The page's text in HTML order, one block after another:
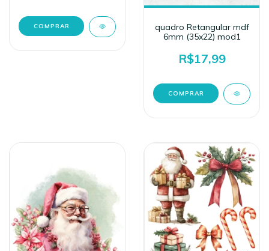
quadro Retangular mdf
6mm (35x22) mod1
R$17,99